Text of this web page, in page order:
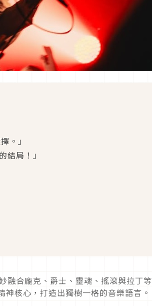
。」
結局！」
融合龐克、爵士、靈魂、搖滾與拉丁等
核心，打造出獨樹一格的音樂語言。